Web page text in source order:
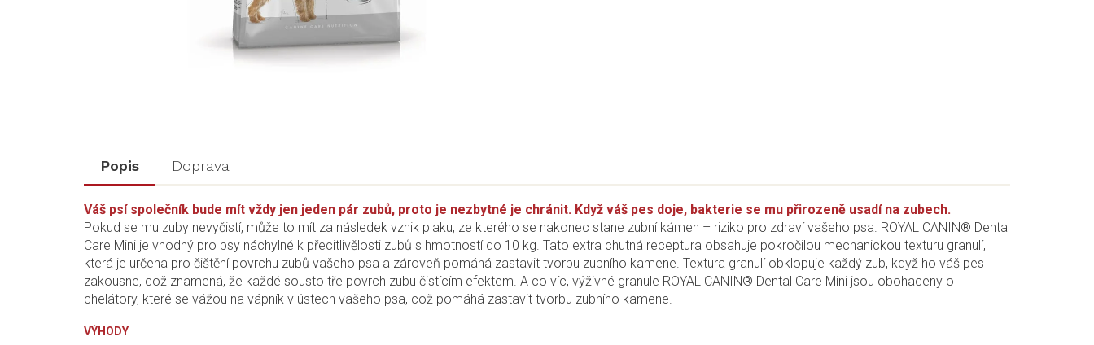
Popis Doprava
Váš psí společník bude mít vždy jen jeden pár zubů, proto je nezbytné je chránit. Když váš pes doje, bakterie se mu přirozeně usadí na zubech.
Pokud se mu zuby nevyčistí, může to mít za následek vznik plaku, ze kterého se nakonec stane zubní kámen – riziko pro zdraví vašeho psa. ROYAL CANIN® Dental
Care Mini je vhodný pro psy náchylné k přecitlivělosti zubů s hmotností do 10 kg. Tato extra chutná receptura obsahuje pokročilou mechanickou texturu granulí,
která je určena pro čištění povrchu zubů vašeho psa a zároveň pomáhá zastavit tvorbu zubního kamene. Textura granulí obklopuje každý zub, když ho váš pes
zakousne, což znamená, že každé sousto tře povrch zubu čistícím efektem. A co víc, výživné granule ROYAL CANIN® Dental Care Mini jsou obohaceny o
chelátory, které se vážou na vápník v ústech vašeho psa, což pomáhá zastavit tvorbu zubního kamene.
VÝHODY